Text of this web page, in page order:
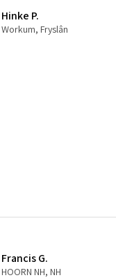
Hinke P.
Workum, Fryslân
Francis G.
HOORN NH, NH